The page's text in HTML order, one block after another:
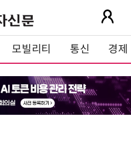
모빌리티 통신 경제